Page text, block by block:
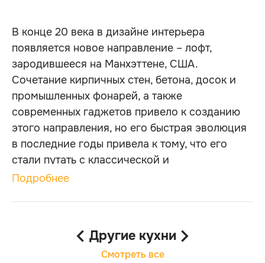
В конце 20 века в дизайне интерьера
появляется новое направление – лофт,
зародившееся на Манхэттене, США.
Сочетание кирпичных стен, бетона, досок и
промышленных фонарей, а также
современных гаджетов привело к созданию
этого направления, но его быстрая эволюция
в последние годы привела к тому, что его
стали путать с классической и
неоклассической кухней, представленной
от требований заказчика по качеству и цене. К
дверцам также крепятся ручки из
Подробнее
Другие кухни
Смотреть все